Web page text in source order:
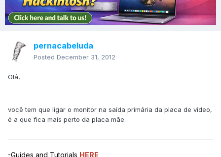
pernacabeluda
Posted December 31, 2012
Olá,
você tem que ligar o monitor na saída primária da placa de vídeo,
é a que fica mais perto da placa mãe.
-Guides and Tutorials HERE